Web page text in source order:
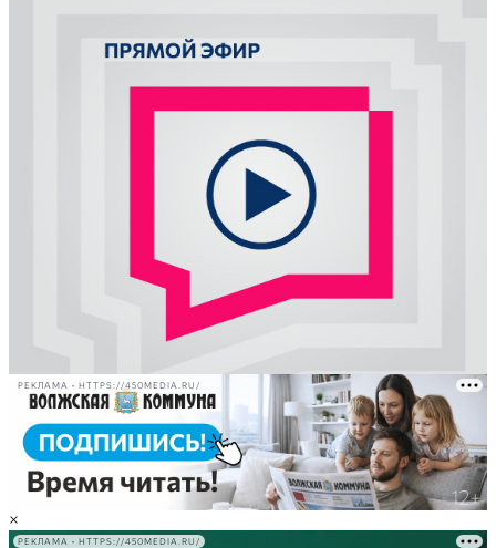
РЕКЛАМА • HTTPS://450MEDIA.RU/
×
РЕКЛАМА • HTTPS://450MEDIA.RU/